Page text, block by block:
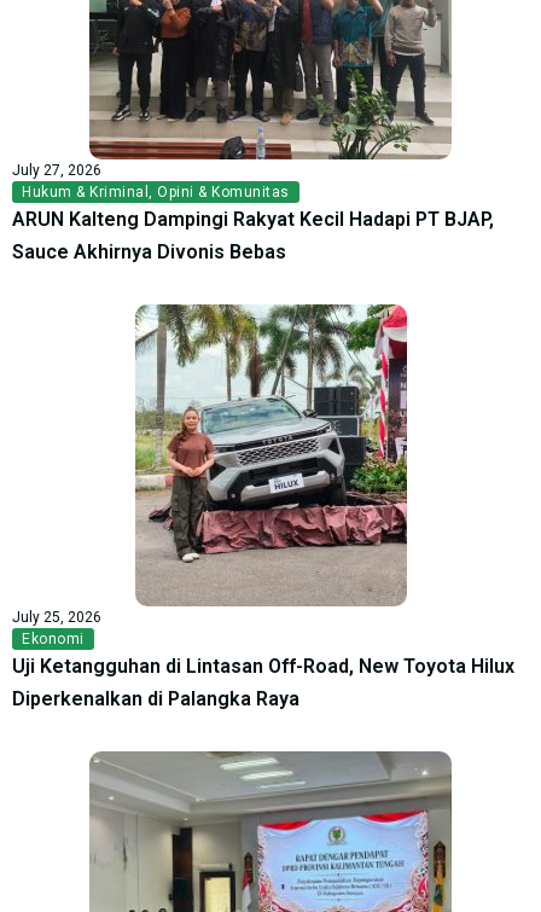
July 27, 2026
Hukum & Kriminal , Opini & Komunitas
ARUN Kalteng Dampingi Rakyat Kecil Hadapi PT BJAP,
Sauce Akhirnya Divonis Bebas
July 25, 2026
Ekonomi
Uji Ketangguhan di Lintasan Off-Road, New Toyota Hilux
Diperkenalkan di Palangka Raya